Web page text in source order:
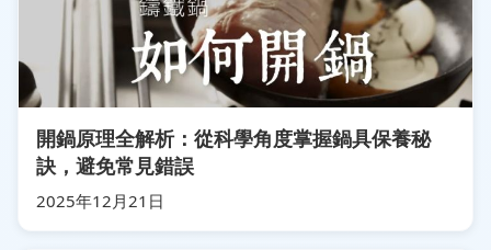
開鍋原理全解析：從科學角度掌握鍋具保養秘
訣，避免常見錯誤
2025年12月21日